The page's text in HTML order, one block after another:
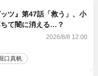
ツ』第47話「救う」、小
て闇に消える…？
2026/8/8 12:00
口真帆